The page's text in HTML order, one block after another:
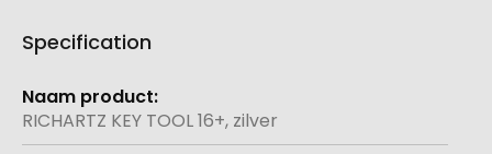
Specification
Meer
informatie
RICHARTZ KEY TOOL 16+, zilver